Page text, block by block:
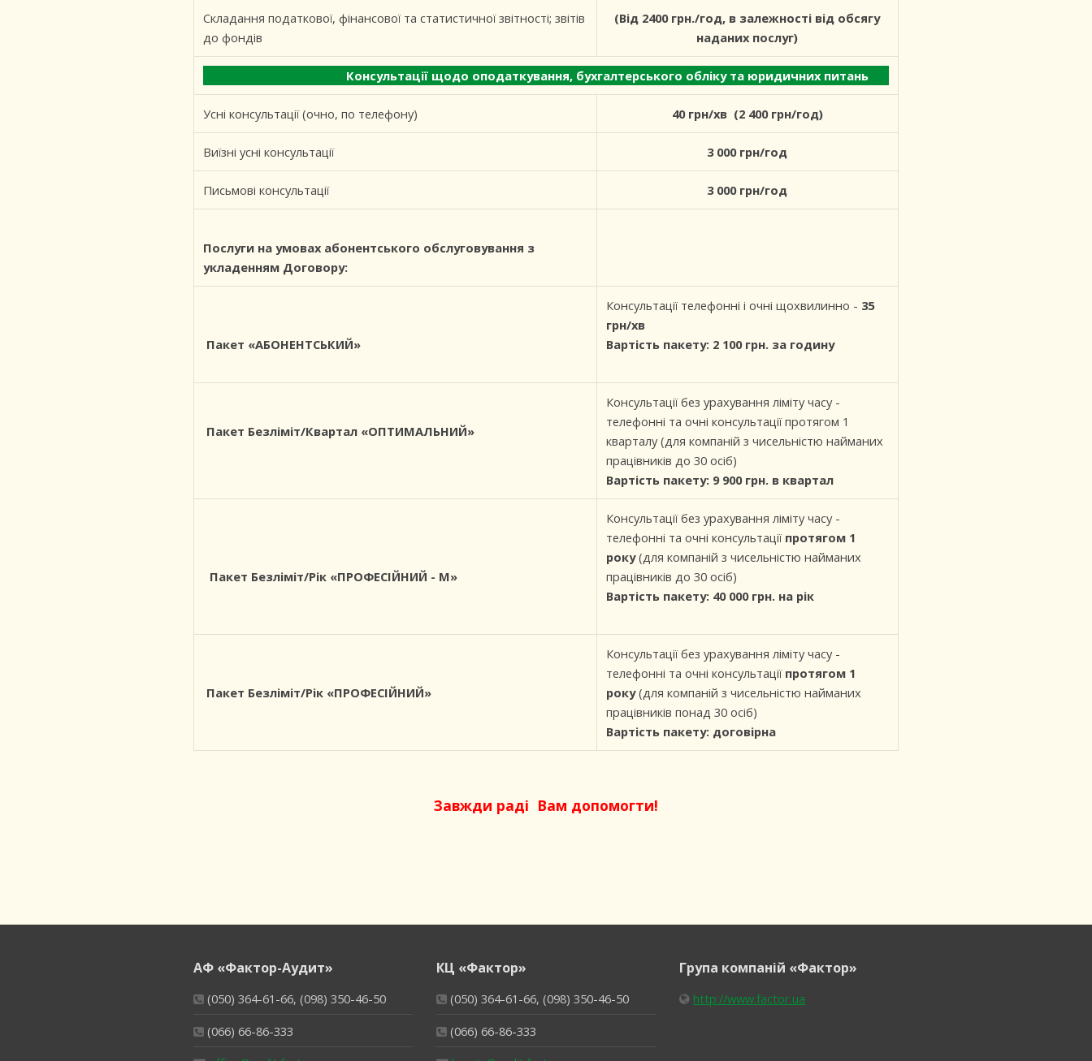
Складання податкової, фінансової та статистичної звітності; звітів
до фондів
(Від 2400 грн./год, в залежності від обсягу
наданих послуг)
Консультації щодо оподаткування, бухгалтерського обліку та юридичних питань
Усні консультації (очно, по телефону) 40 грн/хв (2 400 грн/год)
Виїзні усні консультації 3 000 грн/год
Письмові консультації 3 000 грн/год
Послуги на умовах абонентського обслуговування з
укладенням Договору:
Пакет «АБОНЕНТСЬКИЙ»
Консультації телефонні і очні щохвилинно - 35
грн/хв
Вартість пакету: 2 100 грн. за годину
Пакет Безліміт/Квартал «ОПТИМАЛЬНИЙ»
Консультації без урахування ліміту часу -
телефонні та очні консультації протягом 1
кварталу (для компаній з чисельністю найманих
працівників до 30 осіб)
Вартість пакету: 9 900 грн. в квартал
Пакет Безліміт/Рік «ПРОФЕСІЙНИЙ - М»
Консультації без урахування ліміту часу -
телефонні та очні консультації протягом 1
року(для компаній з чисельністю найманих
працівників до 30 осіб)
Вартість пакету: 40 000 грн. на рік
Пакет Безліміт/Рік «ПРОФЕСІЙНИЙ»
Консультації без урахування ліміту часу -
телефонні та очні консультації протягом 1
року(для компаній з чисельністю найманих
працівників понад 30 осіб)
Вартість пакету: договірна
Завжди раді Вам допомогти!
АФ «Фактор-Аудит»
(050) 364-61-66, (098) 350-46-50
(066) 66-86-333
КЦ «Фактор»
(050) 364-61-66, (098) 350-46-50
(066) 66-86-333
Група компаній «Фактор»
http://www.factor.ua